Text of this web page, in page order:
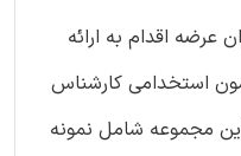
عرضه اقدام به ارائه
استخدامی کارشناس
مجموعه شامل نمونه